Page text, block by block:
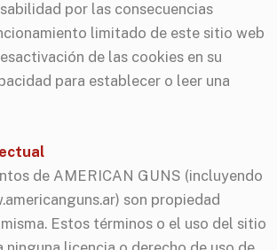
por las consecuencias
limitado de este sitio web
de las cookies en su
para establecer o leer una
de AMERICAN GUNS (incluyendo
son propiedad
Estos términos o el uso del sitio